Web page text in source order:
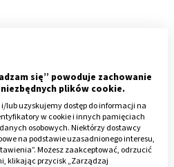
się” powoduje zachowanie
plików cookie.
lub uzyskujemy dostęp do informacji na
w cookie i innych pamięciach
osobowych. Niektórzy dostawcy
na podstawie uzasadnionego interesu,
Możesz zaakceptować, odrzucić
klikając przycisk „Zarządzaj